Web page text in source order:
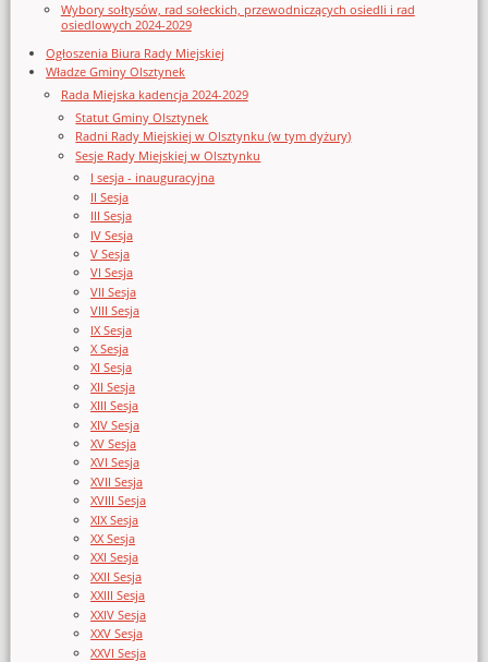
Wybory sołtysów, rad sołeckich, przewodniczących osiedli i rad
osiedlowych 2024-2029
Ogłoszenia Biura Rady Miejskiej
Władze Gminy Olsztynek
Rada Miejska kadencja 2024-2029
Statut Gminy Olsztynek
Radni Rady Miejskiej w Olsztynku (w tym dyżury)
Sesje Rady Miejskiej w Olsztynku
I sesja - inauguracyjna
II Sesja
III Sesja
IV Sesja
V Sesja
VI Sesja
VII Sesja
VIII Sesja
IX Sesja
X Sesja
XI Sesja
XII Sesja
XIII Sesja
XIV Sesja
XV Sesja
XVI Sesja
XVII Sesja
XVIII Sesja
XIX Sesja
XX Sesja
XXI Sesja
XXII Sesja
XXIII Sesja
XXIV Sesja
XXV Sesja
XXVI Sesja